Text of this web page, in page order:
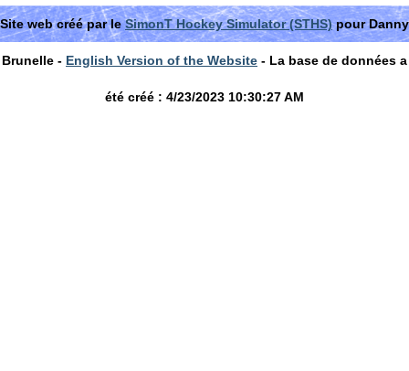
Site web créé par leSimonT Hockey Simulator (STHS)pour Danny
Brunelle - English Version of the Website - La base de données a
été créé : 4/23/2023 10:30:27 AM